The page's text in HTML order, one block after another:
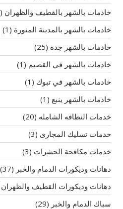
خادمات بالشهر بالقطيف والظهران (2)
خادمات بالشهر بالمدينة المنورة (1)
خادمات بالشهر جدة (25)
خادمات بالشهر في القصيم (1)
خادمات بالشهر في تبوك (1)
خادمات بالشهر ينبع (1)
خدمات النظافه الشامله (20)
خدمات تسليك المجارى (3)
خدمات مكافحة الحشرات (3)
دهانات وديكورات الدمام والخبر (37)
دهانات وديكورات القطيف والظهران
سباك الدمام والخبر (29)